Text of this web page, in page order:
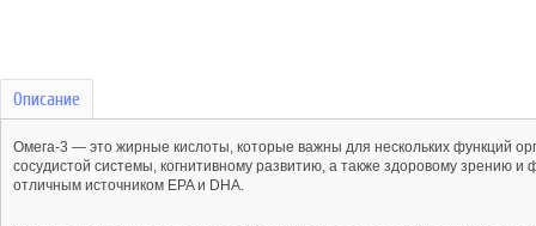
Описание
Омега-3 — это жирные кислоты, которые важны для нескольких функций
сосудистой системы, когнитивному развитию, а также здоровому зрению
отличным источником EPA и DHA.